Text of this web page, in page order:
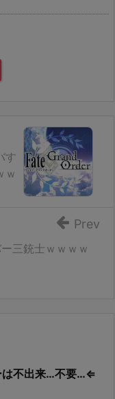
す
ｗ
三銃士ｗｗｗｗ
Prev
は不出来…不要…⇐